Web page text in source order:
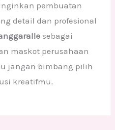
pembuatan
detail dan profesional
sebagai
maskot perusahaan
jangan bimbang pilih
kreatifmu.